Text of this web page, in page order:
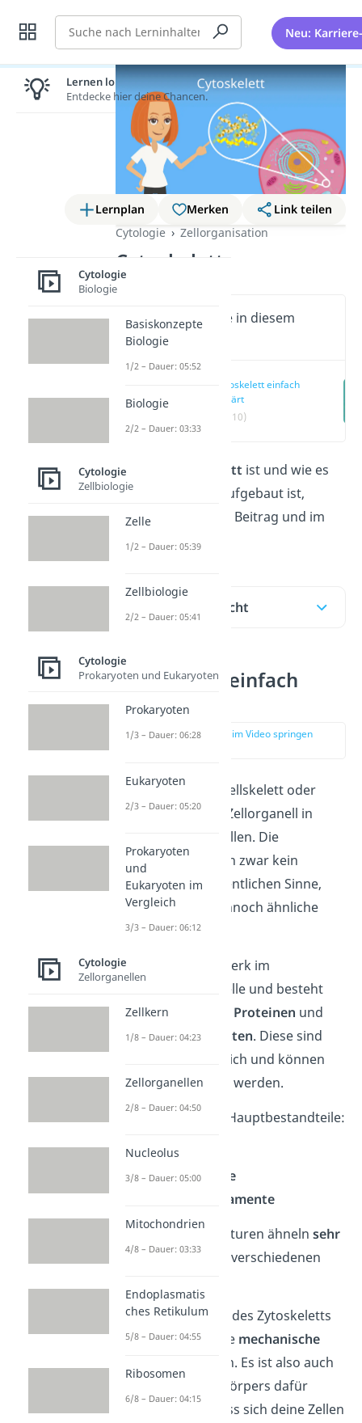
Suche Neu:
Lernplan Merken
Link teilen
Cytologie
Zellorganisation
Cytoskelett
Wichtige Inhalte in diesem
Video
Cytoskelett einfach
erklärt
(00:10)
Was das Cytoskelett ist und wie es
funktioniert und aufgebaut ist,
erfährst du hier im Beitrag und im
Video dazu!
Inhaltsübersicht
Cytoskelett einfach
erklärt
zur Stelle im Video springen
DasCytoskelett,
Zellskelett oder
Zytoskelett ist ein Zellorganell in
Zellen. Die
Prokaryoten
haben zwar kein
Cytoskelett im eigentlichen Sinne,
enthalten aber dennoch ähnliche
Proteinstrukturen.
Es bildet ein Netzwerk im
der Zelle und besteht
aus verschiedenen Proteinen und
länglichenFilamenten. Diese sind
dynamisch beweglich und können
auf- und abgebaut
werden.
Dabei gibt es
Hauptbestandteile:
Mikrotubuli
Mikrofilamente
Intermediärfilamente
Diese Proteinstrukturen ähnelnsehr
dünnen Fäden
mit verschiedenen
DieHauptaufgabe des Zytoskeletts
ist es, der Zelle eine mechanische
zu geben. Es ist also auch
innerhalb deines Körpers dafür
verantwortlich, dass sich deine Zellen
Lernen lohnt sich!
Entdecke hier deine Chancen.
Cytologie
Biologie
Basiskonzepte
Biologie
1/2 – Dauer: 05:52
Biologie
2/2 – Dauer: 03:33
Cytologie
Zellbiologie
Zelle
1/2 – Dauer: 05:39
Zellbiologie
2/2 – Dauer: 05:41
Cytologie
Prokaryoten und Eukaryoten
Prokaryoten
1/3 – Dauer: 06:28
Eukaryoten
2/3 – Dauer: 05:20
Prokaryoten
und
Eukaryoten im
Vergleich
3/3 – Dauer: 06:12
Cytologie
Zellorganellen
Zellkern
1/8 – Dauer: 04:23
Zellorganellen
2/8 – Dauer: 04:50
Nucleolus
3/8 – Dauer: 05:00
Mitochondrien
4/8 – Dauer: 03:33
Endoplasmatis
ches Retikulum
5/8 – Dauer: 04:55
Ribosomen
6/8 – Dauer: 04:15